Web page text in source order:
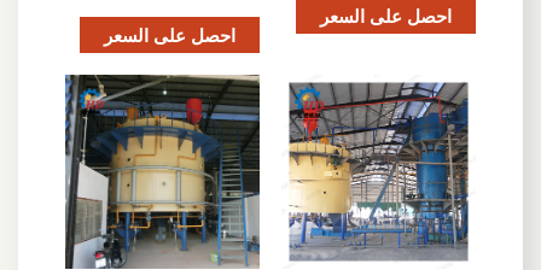
احصل على السعر
احصل على السعر